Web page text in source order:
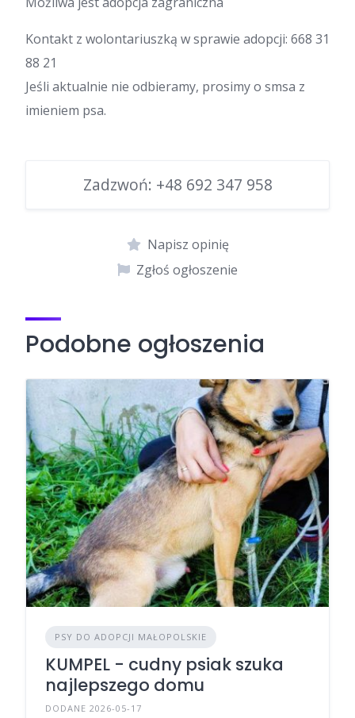
Kontakt z wolontariuszką w sprawie adopcji: 668 31
88 21
Jeśli aktualnie nie odbieramy, prosimy o smsa z
imieniem psa.
Zadzwoń: +48 692 347 958
Napisz opinię
Zgłoś ogłoszenie
Podobne ogłoszenia
PSY DO ADOPCJI MAŁOPOLSKIE
KUMPEL - cudny psiak szuka
najlepszego domu
DODANE 2026-05-17